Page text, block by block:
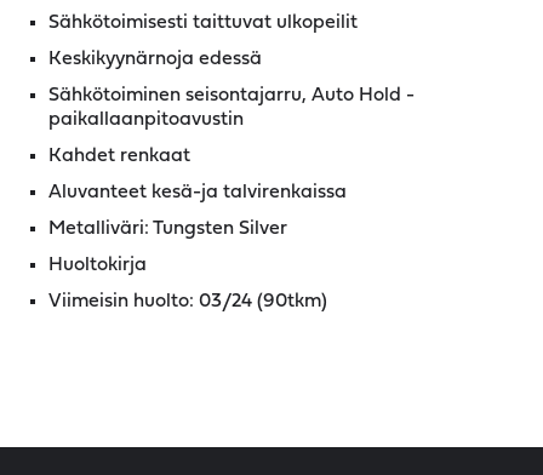
Sähkötoimisesti taittuvat ulkopeilit
Keskikyynärnoja edessä
Sähkötoiminen seisontajarru, Auto Hold -
paikallaanpitoavustin
Kahdet renkaat
Aluvanteet kesä-ja talvirenkaissa
Metalliväri: Tungsten Silver
Huoltokirja
Viimeisin huolto: 03/24 (90tkm)